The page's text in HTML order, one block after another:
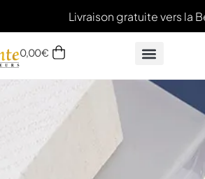
Livraison gratuite vers la
0,00€